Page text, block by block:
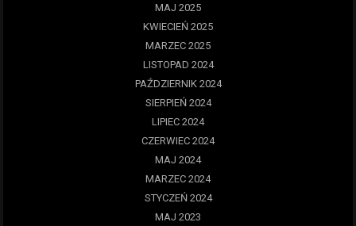
MAJ 2025
KWIECIEŃ 2025
MARZEC 2025
LISTOPAD 2024
PAŹDZIERNIK 2024
SIERPIEŃ 2024
LIPIEC 2024
CZERWIEC 2024
MAJ 2024
MARZEC 2024
STYCZEŃ 2024
MAJ 2023